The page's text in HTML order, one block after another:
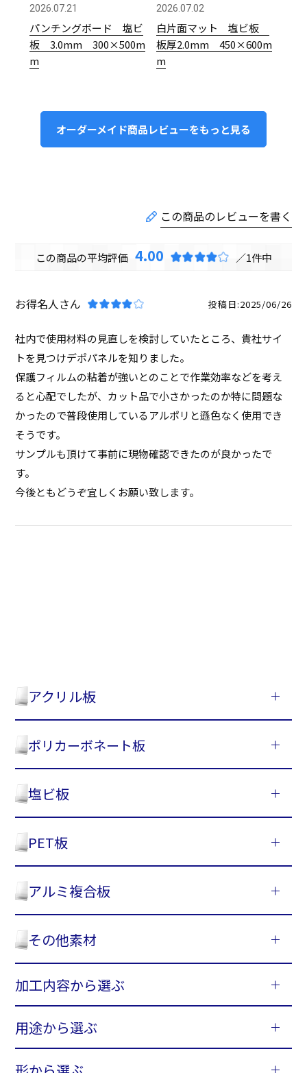
アクリル板
ポリカーボネート板
塩ビ板
PET板
アルミ複合板
その他素材
加工内容から選ぶ
用途から選ぶ
2026.07.21
パンチングボード 塩ビ
板 3.0mm 300×500m
m
2026.07.02
白片面マット 塩ビ板
板厚2.0mm 450×600m
m
オーダーメイド商品レビューをもっと見る
4.00 1
お得名人 投稿日 2025/06/26
社内で使用材料の見直しを検討していたところ、貴社サイ
トを見つけデポパネルを知りました。
保護フィルムの粘着が強いとのことで作業効率などを考え
ると心配でしたが、カット品で小さかったのか特に問題な
かったので普段使用しているアルポリと遜色なく使用でき
そうです。
サンプルも頂けて事前に現物確認できたのが良かったで
す。
今後ともどうぞ宜しくお願い致します。